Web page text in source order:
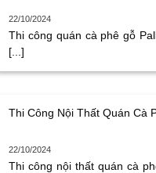
22/10/2024
Thi công quán cà phê gỗ
[...]
Thi Công Nội Thất Quán Cà
22/10/2024
Thi công nội thất quán cà